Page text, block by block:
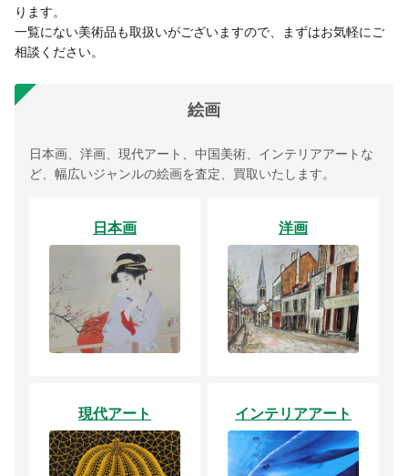
ります。
一覧にない美術品も取扱いがございますので、まずはお気軽にご
相談ください。
絵画
日本画、洋画、現代アート、中国美術、インテリアアートな
ど、幅広いジャンルの絵画を査定、買取いたします。
日本画 洋画
現代アート インテリアアート